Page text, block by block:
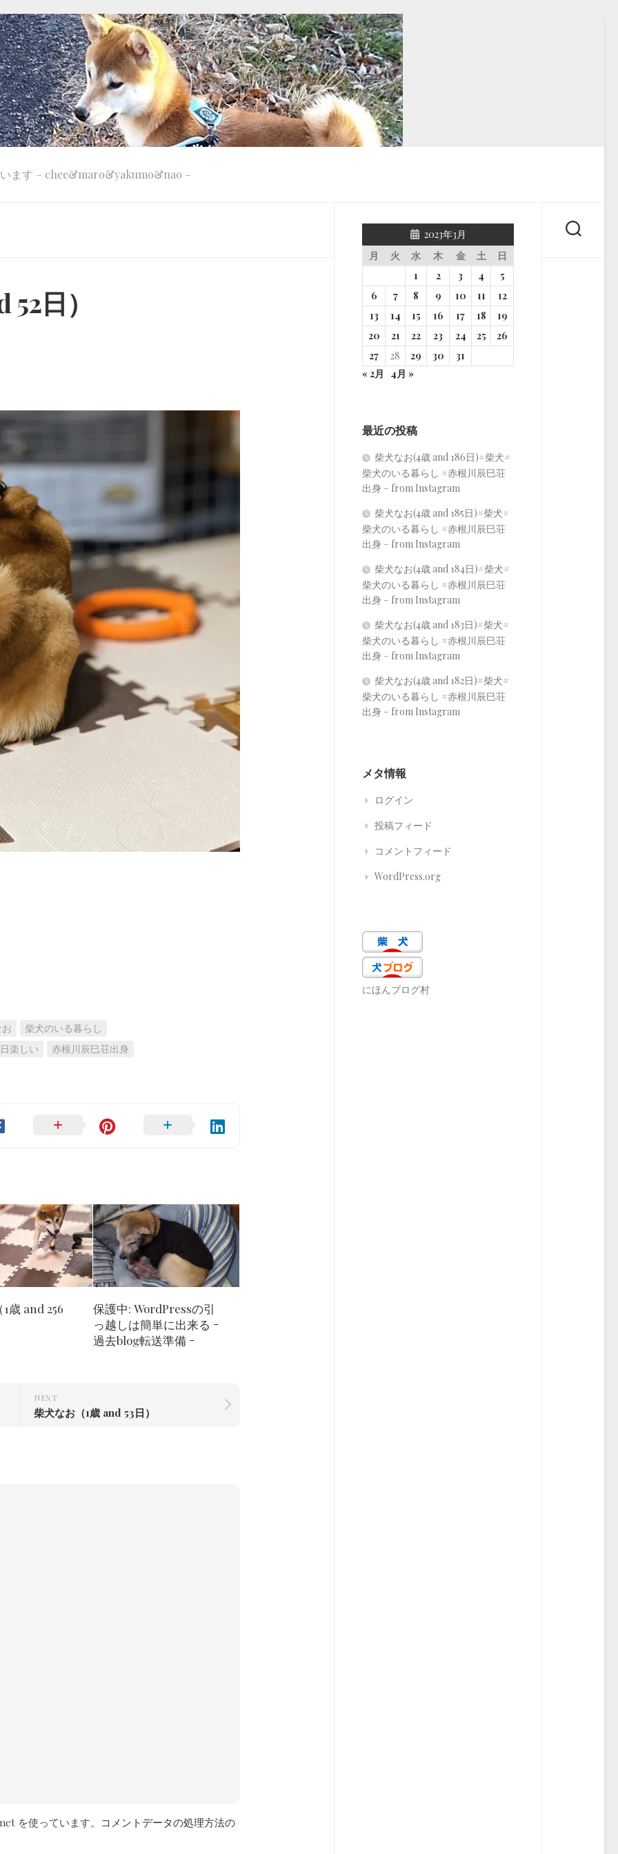
ます – chee&maro&yakumo&nao –
日）
柴犬のいる暮らし
楽しい
赤根川辰巳荘出身
歳 and 256
保護中: WordPressの引
っ越しは簡単に出来る ｰ
過去blog転送準備 ｰ
NEXT
柴犬なお（1歳 and 53日）
を使っています。 コメントデータの処理方法の
2023年3月
月
火 水 木 金 土
日
1
2 3 4
5
6
7 8 9 10 11
12
13
14 15 16 17 18
19
20
21 22 23 24 25
26
27
28 29 30
31
« 2月
4月 »
最近の投稿
柴犬なお(4歳 and 186日)#柴犬#
柴犬のいる暮らし #赤根川辰巳荘
出身 – from Instagram
柴犬なお(4歳 and 185日)#柴犬#
柴犬のいる暮らし #赤根川辰巳荘
出身 – from Instagram
柴犬なお(4歳 and 184日)#柴犬#
柴犬のいる暮らし #赤根川辰巳荘
出身 – from Instagram
柴犬なお(4歳 and 183日)#柴犬#
柴犬のいる暮らし #赤根川辰巳荘
出身 – from Instagram
柴犬なお(4歳 and 182日)#柴犬#
柴犬のいる暮らし #赤根川辰巳荘
出身 – from Instagram
メタ情報
ログイン
投稿フィード
コメントフィード
WordPress.org
にほんブログ村